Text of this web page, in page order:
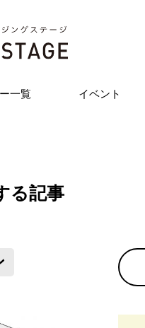
一覧 イベント
る記事